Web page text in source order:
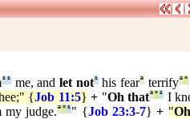
¹¹me, and let not¹his fearª terrifyª°
{Job 11:5} + "Oh thatª°¹ I
judge.ª°¹" {Job 23:3-7} + "Oh